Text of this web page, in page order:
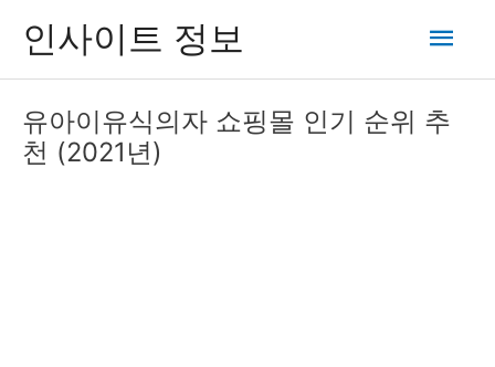
츠
인사이트 정보
메
인
메
유아이유식의자 쇼핑몰 인기 순위 추
천 (2021년)